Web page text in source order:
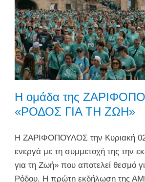
Η ομάδα της
«ΡΟΔΟΣ ΓΙΑ ΤΗ ΖΩΗ»
H ΖΑΡΙΦΟΠΟΥΛΟΣ την Κυριακή
ενεργά με τη συμμετοχή της την
για τη Ζωή» που αποτελεί θεσμό
Ρόδου. Η πρώτη εκδήλωση της